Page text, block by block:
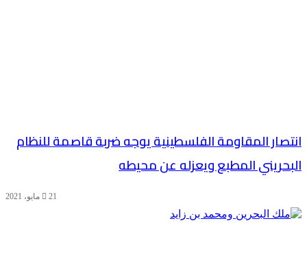
انتصار المقاومة الفلسطينية يوجه ضربة قاصمة للنظام
البحريني المطبع ويعزله عن محيطه
21 مايو، 2021